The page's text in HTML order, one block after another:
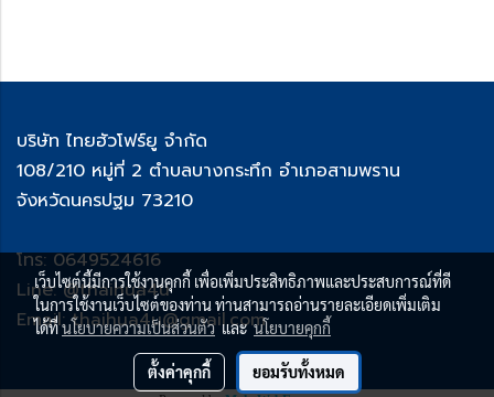
บริษัท ไทยฮัวโฟร์ยู จำกัด
108/210 หมู่ที่ 2 ตำบลบางกระทึก อำเภอสามพราน
จังหวัดนครปฐม 73210
โทร: 0649524616
Line: @thaihua4u
Email: thaihua4u@gmail.com
เว็บไซต์นี้มีการใช้งานคุกกี้ เพื่อเพิ่มประสิทธิภาพและประสบการณ์ที่ดี
ในการใช้งานเว็บไซต์ของท่าน ท่านสามารถอ่านรายละเอียดเพิ่มเติม
ได้ที่นโยบายความเป็นส่วนตัวและนโยบายคุกกี้
ตั้งค่าคุกกี้ ยอมรับทั้งหมด